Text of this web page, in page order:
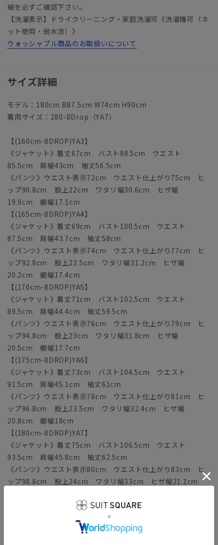
細を必ずご確認下さい。
【洗濯表示】ドライクリーニング・家庭洗濯可《洗濯機可（ネ
ット使用・弱水流）》
ウォッシャブル商品のお取扱いについて
サイズ詳細
モデル：180cm B87.5cm W74cm H90cm
着用サイズ：180-8Drop（YA7）
【(160cm-8DROP)YA3】
《ジャケット》着丈67cm バスト98.5cm ウエスト
85.5cm 肩幅43cm 袖丈56.5cm
《パンツ》ウエスト表示72cm ウエスト仕上がり75cm ヒ
ップ90.8cm 股上22cm ワタリ幅30.6cm ヒザ幅
19.9cm 裾幅17.1cm
【(165cm-8DROP)YA4】
《ジャケット》着丈69cm バスト100.5cm ウエスト
87.5cm 肩幅43.7cm 袖丈58cm
《パンツ》ウエスト表示74cm ウエスト仕上がり77cm ヒ
ップ92.8cm 股上22.5cm ワタリ幅31.2cm ヒザ幅
20.2cm 裾幅17.4cm
【(170cm-8DROP)YA5】
《ジャケット》着丈71cm バスト102.5cm ウエスト
89.5cm 肩幅44.4cm 袖丈59.5cm
《パンツ》ウエスト表示76cm ウエスト仕上がり79cm ヒ
ップ94.8cm 股上23cm ワタリ幅31.8cm ヒザ幅
20.5cm 裾幅17.7cm
【(175cm-8DROP)YA6】
《ジャケット》着丈73cm バスト104.5cm ウエスト
91.5cm 肩幅45.1cm 袖丈61cm
《パンツ》ウエスト表示78cm ウエスト仕上がり81cm ヒ
ップ96.8cm 股上23.5cm ワタリ幅32.4cm ヒザ幅
20.8cm 裾幅18cm
【(180cm-8DROP)YA7】
《ジャケット》着丈75cm バスト106.5cm ウエスト
93.5cm 肩幅45.8cm 袖丈62.5cm
《パンツ》ウエスト表示80cm ウエスト仕上がり83cm ヒ
ップ98.8cm 股上24cm ワタリ幅33cm ヒザ幅21.1cm
《ジャケット》着丈67cm バスト100.5cm ウエスト